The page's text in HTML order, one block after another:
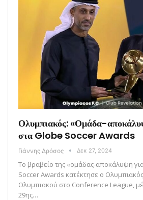
Ολυμπιακός: «Ομάδα-
στα Globe Soccer Awards
Γιάννης Δρόσος Δεκ 27, 2024
Το βραβείο της «ομάδας-αποκάλυψη
Soccer Awards κατέκτησε ο
Ολυμπιακού στο Conference League,
29ης…